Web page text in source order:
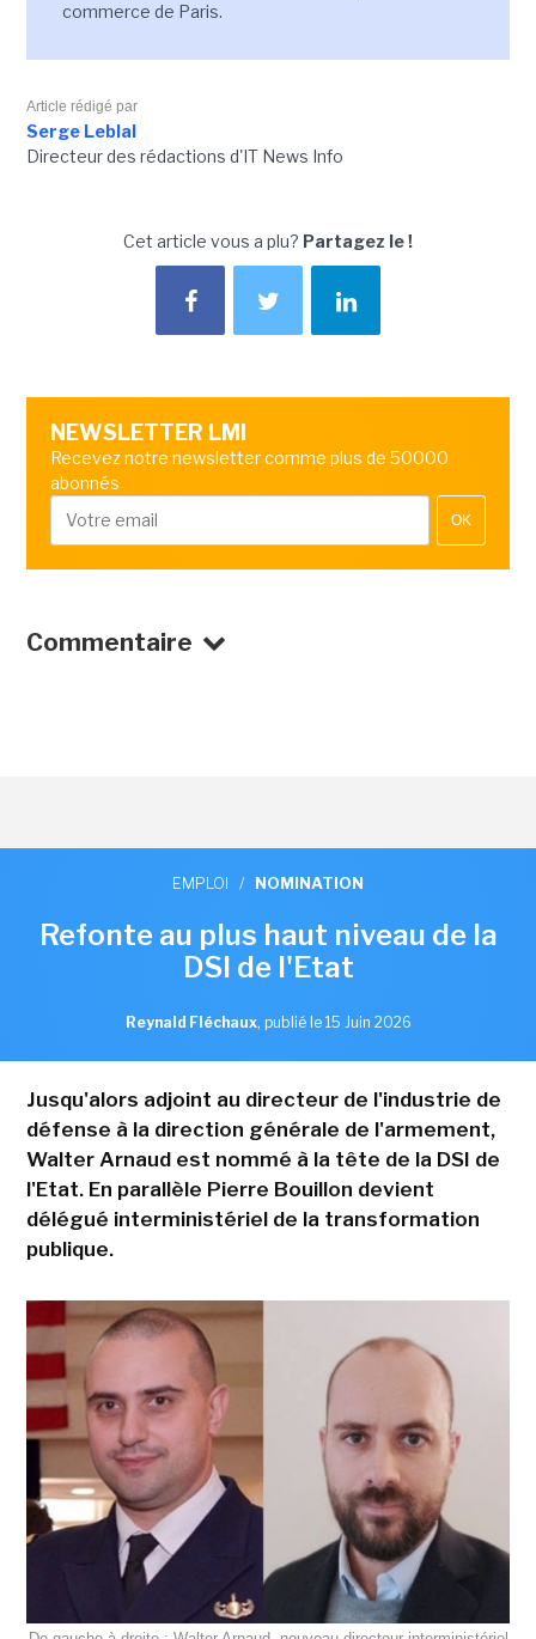
commerce de Paris.
Article rédigé par
Serge Leblal
Directeur des rédactions d'IT News Info
Cet article vous a plu? Partagez le !
NEWSLETTER LMI
Recevez notre newsletter comme plus de 50000
abonnés
OK
Commentaire
EMPLOI / NOMINATION
Refonte au plus haut niveau de la
DSI de l'Etat
Reynald Fléchaux, publié le 15 Juin 2026
Jusqu'alors adjoint au directeur de l'industrie de
défense à la direction générale de l'armement,
Walter Arnaud est nommé à la tête de la DSI de
l'Etat. En parallèle Pierre Bouillon devient
délégué interministériel de la transformation
publique.